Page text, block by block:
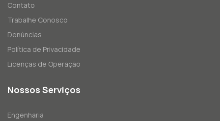
Contato
Trabalhe Conosco
Denúncias
Política de Privacidade
Licenças de Operação
Nossos Serviços
Engenharia